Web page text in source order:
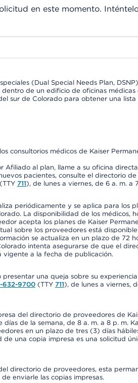
en este momento.
(Dual Special Needs Plan,
de un edificio de oficinas médicas
sur de Colorado para obtener una
consultorios médicos de Kaiser
Afiliado al plan, llame a su oficina
pacientes, consulte el directorio
(TTY 711), de lunes a viernes, de 6 a. m. a
periódicamente y se aplica para los
La disponibilidad de los médicos,
acepta los planes de Kaiser
sobre los proveedores está
se actualiza en un plazo de 72
intenta asegurarse de que el
vigente a la fecha de publicación.
una queja sobre su
632-9700(TTY 711), de lunes a viernes,
del directorio de proveedores de
días de la semana, de 8 a. m. a 8 p. m.
en un plazo de tres (3) días
una copia impresa es una solicitud
directorio de proveedores, esta
enviarle las copias impresas.